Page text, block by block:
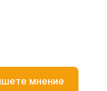
мнение